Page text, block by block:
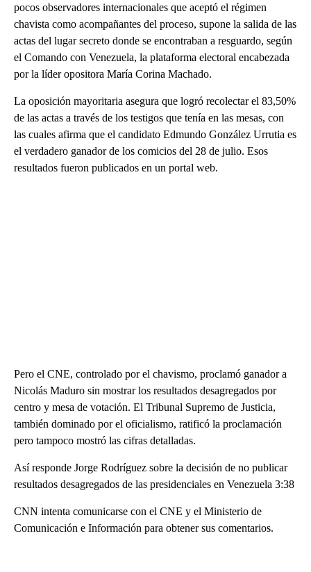
pocos observadores internacionales que aceptó el régimen
chavista como acompañantes del proceso, supone la salida de las
actas del lugar secreto donde se encontraban a resguardo, según
el Comando con Venezuela, la plataforma electoral encabezada
por la líder opositora María Corina Machado.
La oposición mayoritaria asegura que logró recolectar el 83,50%
de las actas a través de los testigos que tenía en las mesas, con
las cuales afirma que el candidato Edmundo González Urrutia es
el verdadero ganador de los comicios del 28 de julio. Esos
resultados fueron publicados en un portal web.
Pero el CNE, controlado por el chavismo, proclamó ganador a
Nicolás Maduro sin mostrar los resultados desagregados por
centro y mesa de votación. El Tribunal Supremo de Justicia,
también dominado por el oficialismo, ratificó la proclamación
pero tampoco mostró las cifras detalladas.
Así responde Jorge Rodríguez sobre la decisión de no publicar
resultados desagregados de las presidenciales en Venezuela 3:38
CNN intenta comunicarse con el CNE y el Ministerio de
Comunicación e Información para obtener sus comentarios.